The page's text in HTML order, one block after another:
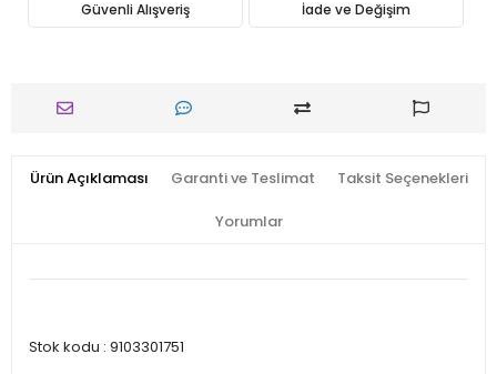
Güvenli Alışveriş İade ve Değişim
Ürün Açıklaması Garanti ve Teslimat Taksit Seçenekleri
Yorumlar
Stok kodu : 9103301751